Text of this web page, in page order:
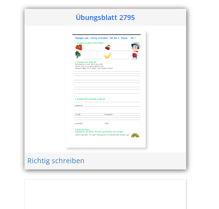
Übungsblatt 2795
Richtig schreiben